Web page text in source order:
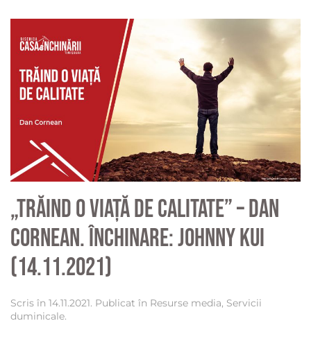
„Trăind o viață de calitate” – Dan
Cornean. Închinare: Johnny Kui
(14.11.2021)
Scris în 14.11.2021. Publicat în Resurse media, Servicii
duminicale.